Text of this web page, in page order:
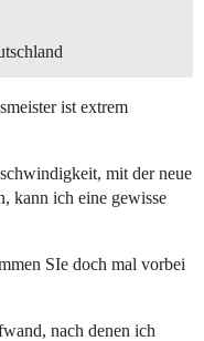
ist extrem
mit der neue
kann ich eine gewisse
SIe doch mal vorbei
nach denen ich